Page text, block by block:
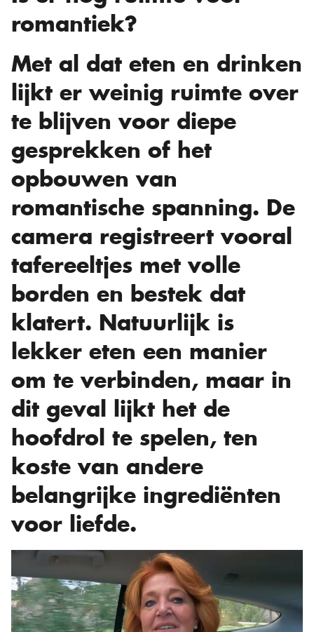
romantiek?
Met al dat eten en drinken
lijkt er weinig ruimte over
te blijven voor diepe
gesprekken of het
opbouwen van
romantische spanning. De
camera registreert vooral
tafereeltjes met volle
borden en bestek dat
klatert. Natuurlijk is
lekker eten een manier
om te verbinden, maar in
dit geval lijkt het de
hoofdrol te spelen, ten
koste van andere
belangrijke ingrediënten
voor liefde.